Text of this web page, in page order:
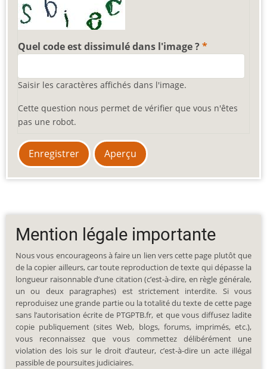
Quel code est dissimulé dans l'image ?
Saisir les caractères affichés dans l'image.
Cette question nous permet de vérifier que vous n'êtes
pas une robot.
Mention légale importante
Nous vous encourageons à faire un lien vers cette page plutôt que
de la copier ailleurs, car toute reproduction de texte qui dépasse la
longueur raisonnable d’une citation (c’est-à-dire, en règle générale,
un ou deux paragraphes) est strictement interdite. Si vous
reproduisez une grande partie ou la totalité du texte de cette page
sans l’autorisation écrite de PTGPTB.fr, et que vous diffusez ladite
copie publiquement (sites Web, blogs, forums, imprimés, etc.),
vous reconnaissez que vous commettez délibérément une
violation des lois sur le droit d’auteur, c’est-à-dire un acte illégal
passible de poursuites judiciaires.